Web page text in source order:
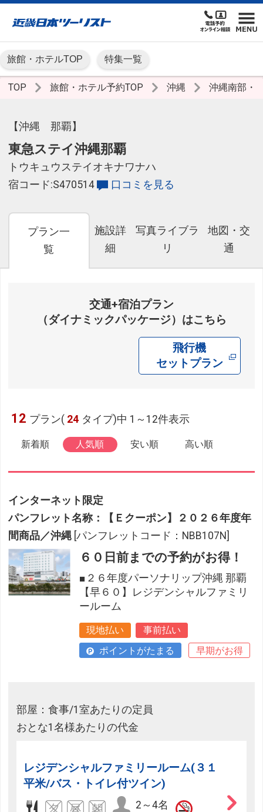
旅館・ホテルTOP 特集一覧
TOP 旅館・ホテル予約TOP 沖縄 沖縄南部・
【沖縄 那覇】
東急ステイ沖縄那覇
トウキュウステイオキナワナハ
宿コード:S470514
口コミを見る
プラン一
覧
施設詳
細
写真ライブラ
リ
地図・交
通
交通+宿泊プラン
（ダイナミックパッケージ）はこちら
飛行機
セットプラン
12 プラン( 24 タイプ)中 1～12件表示
新着順 人気順 安い順 高い順
インターネット限定
パンフレット名称：【Ｅクーポン】２０２６年度年
間商品／沖縄 [パンフレットコード：NBB107N]
６０日前までの予約がお得！
■２６年度パーソナリップ沖縄 那覇
【早６０】レジデンシャルファミリ
ールーム
現地払い
事前払い
ポイントがたまる
早期がお得
部屋：食事/1室あたりの定員
おとな1名様あたりの代金
レジデンシャルファミリールーム(３１
平米/バス・トイレ付ツイン)
2～4名